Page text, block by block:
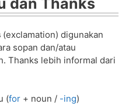
(exclamation) digunakan
sopan dan/atau
Thanks lebih informal dari
(for + noun / -ing)